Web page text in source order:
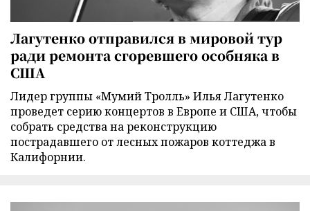
Лагутенко отправился в мировой тур
ради ремонта сгоревшего особняка в
США
Лидер группы «Мумий Тролль» Илья Лагутенко
проведет серию концертов в Европе и США, чтобы
собрать средства на реконструкцию
пострадавшего от лесных пожаров коттеджа в
Калифорнии.